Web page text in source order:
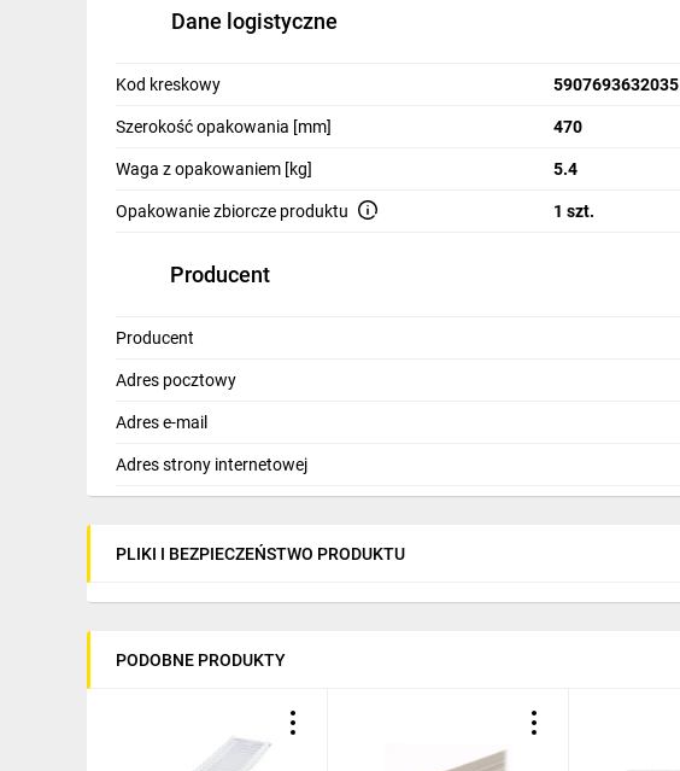
Klimatyzacja
Inne
Budowa i Remont
Dane logistyczne
Kod kreskowy 5907693632035
Szerokość opakowania [mm] 470
Waga z opakowaniem [kg] 5.4
Opakowanie zbiorcze produktu 1 szt.
Producent
Producent
Adres pocztowy
Adres e-mail
Adres strony internetowej
PLIKI I BEZPIECZEŃSTWO PRODUKTU
PODOBNE PRODUKTY